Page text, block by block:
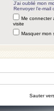
J’ai oublié mon
Renvoyer l’e-mail
Me connecter
visite
Masquer mon
Sauter